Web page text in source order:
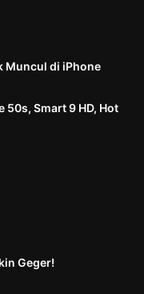
Muncul di iPhone
50s, Smart 9 HD, Hot
Geger!